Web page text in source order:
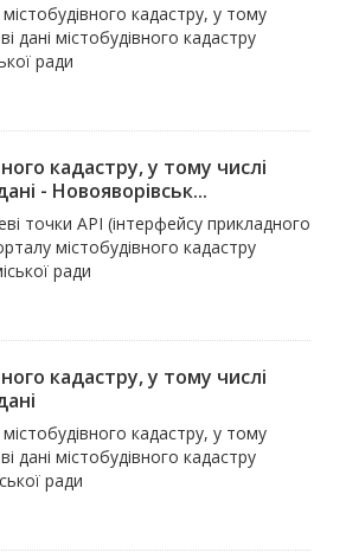
містобудівного кадастру, у тому
дані містобудівного кадастру
ради
кадастру, у тому числі
- Новояворівськ...
точки API (інтерфейсу прикладного
містобудівного кадастру
ради
кадастру, у тому числі
містобудівного кадастру, у тому
дані містобудівного кадастру
ради